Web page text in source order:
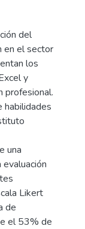
del
en el sector
los
y
profesional.
habilidades
una
Likert
de
el 53% de